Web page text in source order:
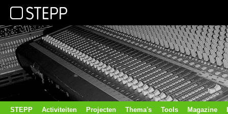
STEPP Activiteiten Projecten Thema's Tools Magazine